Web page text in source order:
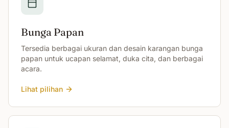
Bunga Papan
Tersedia berbagai ukuran dan desain karangan bunga
papan untuk ucapan selamat, duka cita, dan berbagai
acara.
Lihat pilihan